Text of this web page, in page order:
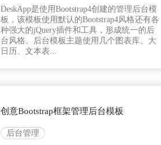
DeskApp是使用Bootstrap4创建的管理后台模
板，该模板使用默认的Bootstrap4风格还有各
种强大的jQuery插件和工具，形成统一的后
台风格。后台模板主题使用几个图表库、大
日历、文本表...
创意Bootstrap框架管理后台模板
后台管理